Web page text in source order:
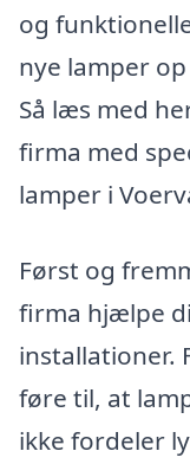
og
nye lamper
Så læs med
firma med
lamper i
Først og
firma hjælpe
installationer.
føre til, at
ikke fordeler